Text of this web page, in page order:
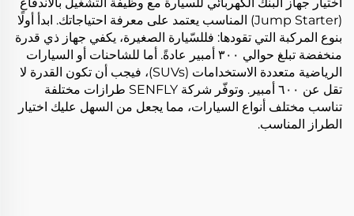
(Jump Starter) المناسب يعتمد على معرفة احتياجاتك. ابدأ أولًا
بنوع المركبة التي تقودها: فللسّيارة الصغيرة، يكفي جهاز ذي قدرة
منخفضة تبلغ حوالي ٣٠٠ أمبير عادةً. أما للشاحنات أو السيارات
الرياضية متعددة الاستخدامات (SUVs)، فيجب أن تكون القدرة لا
تقل عن ٦٠٠ أمبير. وتوفّر شركة SENFLY طرازات مختلفة
تناسب مختلف أنواع السيارات، مما يجعل من السهل عليك اختيار
الطراز المناسب.